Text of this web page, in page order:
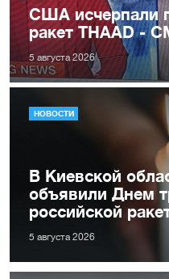
США исчерпали
ракет THAAD -
5 августа 2026
НОВОСТИ
В Киевской
объявили Днем
российской
5 августа 2026